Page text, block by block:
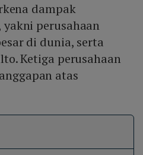
dampak
yakni perusahaan
di dunia, serta
Ketiga perusahaan
atas